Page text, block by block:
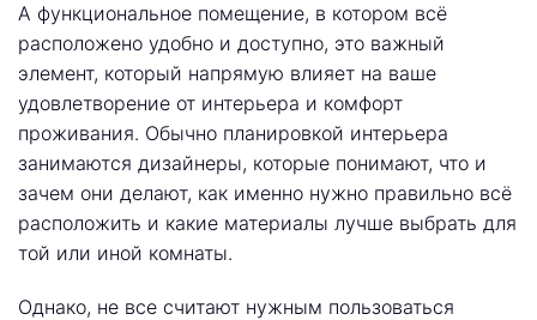
А функциональное помещение, в котором всё
расположено удобно и доступно, это важный
элемент, который напрямую влияет на ваше
удовлетворение от интерьера и комфорт
проживания. Обычно планировкой интерьера
занимаются дизайнеры, которые понимают, что и
зачем они делают, как именно нужно правильно всё
расположить и какие материалы лучше выбрать для
той или иной комнаты.
Однако, не все считают нужным пользоваться